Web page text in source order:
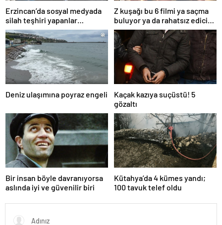
Erzincan’da sosyal medyada
silah teşhiri yapanlar
yakalandı
Z kuşağı bu 6 filmi ya saçma
buluyor ya da rahatsız edici
ve toksik!
Deniz ulaşımına poyraz engeli
Kaçak kazıya suçüstü! 5
gözaltı
Bir insan böyle davranıyorsa
aslında iyi ve güvenilir biri
Kütahya’da 4 kümes yandı;
100 tavuk telef oldu